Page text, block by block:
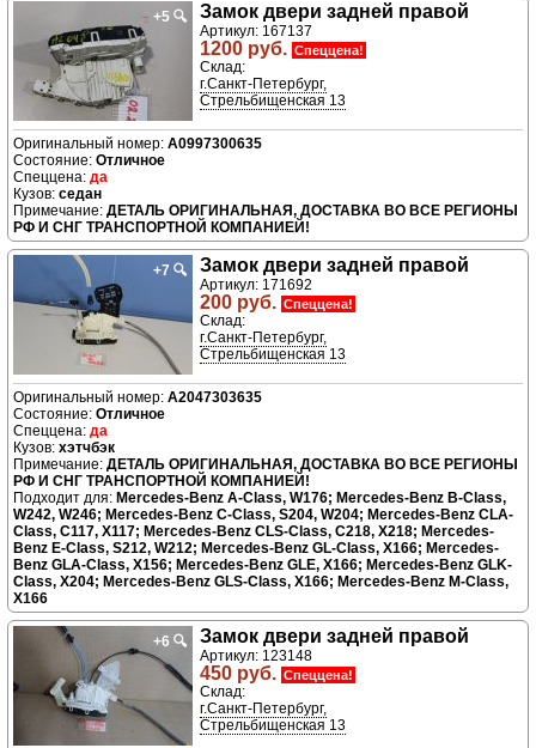
+5 🔍 Замок двери задней правой
Артикул: 167137
1200 руб. Спеццена!
Склад:
г.Санкт-Петербург,
Стрельбищенская 13
A0997300635
Отличное
да
седан
ДЕТАЛЬ ОРИГИНАЛЬНАЯ, ДОСТАВКА ВО ВСЕ РЕГИОНЫ
РФ И СНГ ТРАНСПОРТНОЙ КОМПАНИЕЙ!
+7 🔍 Замок двери задней правой
Артикул: 171692
200 руб. Спеццена!
Склад:
г.Санкт-Петербург,
Стрельбищенская 13
A2047303635
Отличное
да
хэтчбэк
ДЕТАЛЬ ОРИГИНАЛЬНАЯ, ДОСТАВКА ВО ВСЕ РЕГИОНЫ
РФ И СНГ ТРАНСПОРТНОЙ КОМПАНИЕЙ!
Подходит для: Mercedes-Benz A-Class, W176; Mercedes-Benz B-Class,
W242, W246; Mercedes-Benz C-Class, S204, W204; Mercedes-Benz CLA-
Class, C117, X117; Mercedes-Benz CLS-Class, C218, X218; Mercedes-
Benz E-Class, S212, W212; Mercedes-Benz GL-Class, X166; Mercedes-
Benz GLA-Class, X156; Mercedes-Benz GLE, X166; Mercedes-Benz GLK-
Class, X204; Mercedes-Benz GLS-Class, X166; Mercedes-Benz M-Class,
X166
+6 🔍 Замок двери задней правой
Артикул: 123148
450 руб. Спеццена!
Склад:
г.Санкт-Петербург,
Стрельбищенская 13